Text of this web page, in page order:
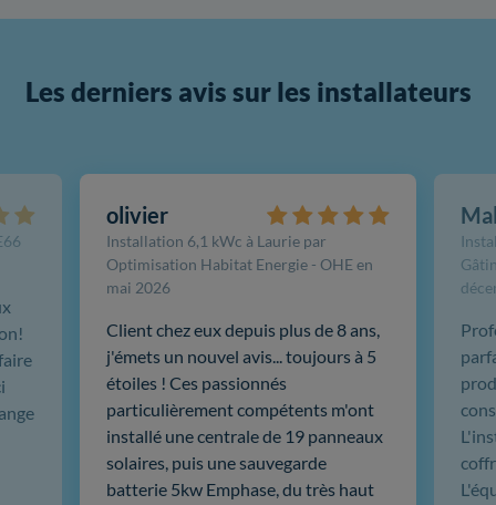
Les derniers avis sur les installateurs
olivier
Installation 6,1 kWc à Laurie par
Optimisation Habitat Energie - OHE en
mai 2026
Client chez eux depuis plus de 8 ans,
j'émets un nouvel avis... toujours à 5
étoiles ! Ces passionnés
particulièrement compétents m'ont
installé une centrale de 19 panneaux
solaires, puis une sauvegarde
batterie 5kw Emphase, du très haut